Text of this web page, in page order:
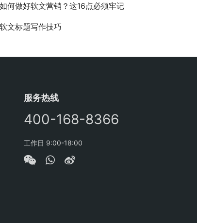
何做好软文营销？这16点必须牢记
文标题写作技巧
服务热线
400-168-8366
工作日 9:00-18:00